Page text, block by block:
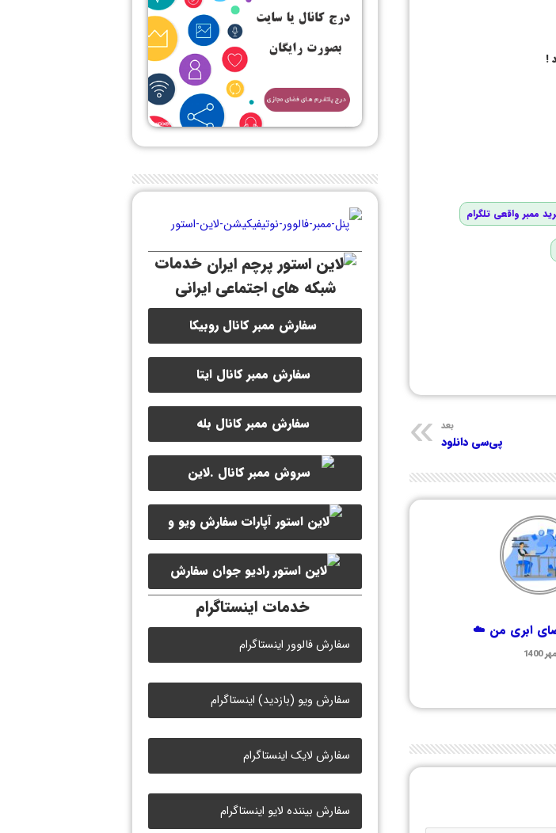
!
ممبر واقعی تلگرام
بعد
پی‌سی دانلود
ابری من ☁️
خدمات
شبکه های اجتماعی ایرانی
سفارش ممبر کانال روبیکا
سفارش ممبر کانال ایتا
سفارش ممبر کانال بله
سفارش ممبر کانال سروش
سفارش ویو و
لایک ویدیو آپارات
سفارش
لایک رادیو جوان
خدمات اینستاگرام
سفارش فالوور اینستاگرام
سفارش ویو (بازدید) اینستاگرام
سفارش لایک اینستاگرام
سفارش بیننده لایو اینستاگرام